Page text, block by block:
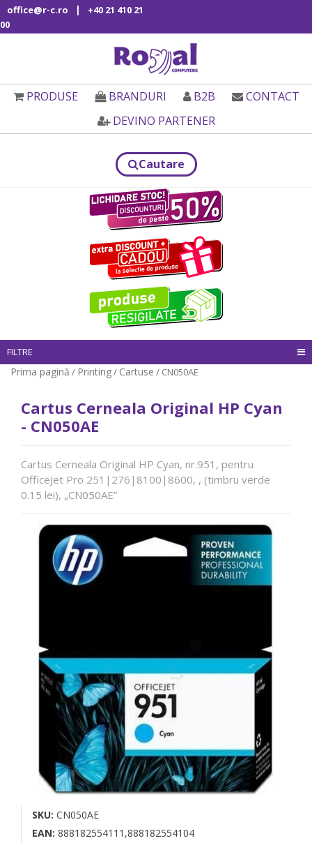
office@r-c.ro |
+40 21 410 21
00
PRODUSE BRANDURI B2B
CONTACT
DEVINO PARTENER
Cautare
FILTRE
Prima pagină / Printing/ Cartuse / CN050AE
Cartus Cerneala Original HP Cyan
- CN050AE
Cartus Cerneala Original HP Cyan, nr.951, pentru
OfficeJet Pro 251|276|8100|8600, , (timbru verde
0.15 lei), „CN050AE”
SKU: CN050AE
EAN: 888182554111,888182554104